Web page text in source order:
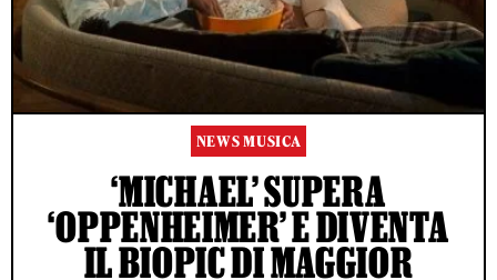
NEWS MUSICA
‘MICHAEL’ SUPERA
‘OPPENHEIMER’ E DIVENTA
IL BIOPIC DI MAGGIOR